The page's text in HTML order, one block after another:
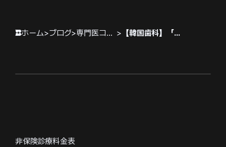
ホーム>ブログ> 専門医コラム > 【韓国歯科】「インプラントの寿命、どうすれば20年以上使えるのでしょうか？
非保険診療料金表